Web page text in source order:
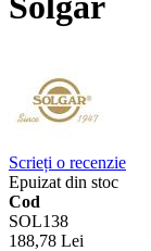
Scrieți o recenzie
Epuizat din stoc
Cod
SOL138
188,78 Lei